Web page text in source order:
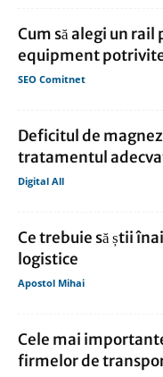
Cum să alegi un
equipment
SEO Comitnet
Deficitul de
tratamentul
Digital All
Ce trebuie să știi
logistice
Apostol Mihai
Cele mai
firmelor de